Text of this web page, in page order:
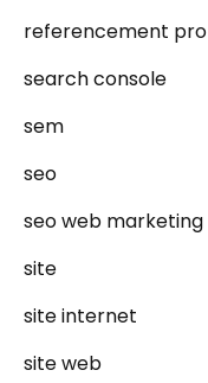
referencement pro
search console
sem
seo
seo web marketing
site
site internet
site web